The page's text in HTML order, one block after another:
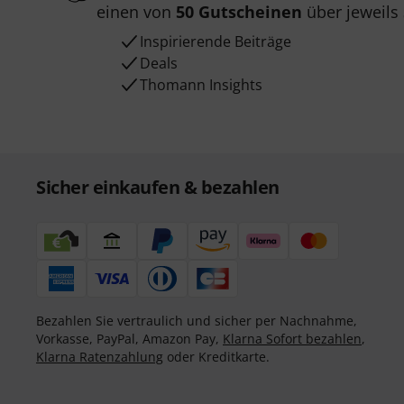
einen von 50 Gutscheinen über jeweils
Inspirierende Beiträge
Deals
Thomann Insights
Sicher einkaufen & bezahlen
Bezahlen Sie vertraulich und sicher per Nachnahme,
Vorkasse, PayPal, Amazon Pay, Klarna Sofort bezahlen,
Klarna Ratenzahlung oder Kreditkarte.